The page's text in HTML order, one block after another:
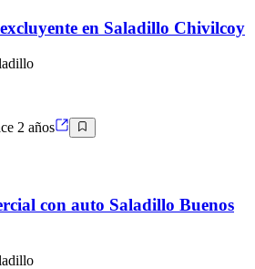
en Saladillo Chivilcoy
2 años
con auto Saladillo Buenos